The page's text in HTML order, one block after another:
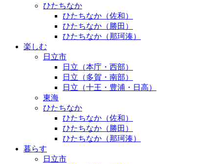
ひたちなか
ひたちなか（佐和）
ひたちなか（勝田）
ひたちなか（那珂湊）
楽しむ
日立市
日立（本庁・西部）
日立（多賀・南部）
日立（十王・豊浦・日高）
東海
ひたちなか
ひたちなか（佐和）
ひたちなか（勝田）
ひたちなか（那珂湊）
暮らす
日立市